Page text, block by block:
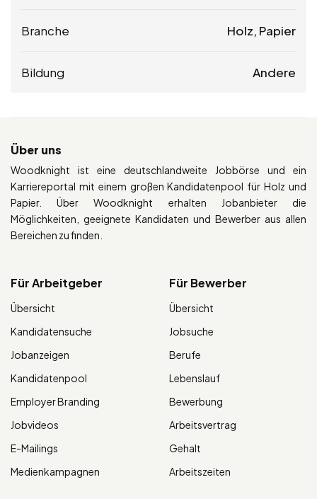
Branche Holz, Papier
Bildung Andere
Über uns
Woodknight ist eine deutschlandweite Jobbörse und ein
Karriereportal mit einem großen Kandidatenpool für Holz und
Papier. Über Woodknight erhalten Jobanbieter die
Möglichkeiten, geeignete Kandidaten und Bewerber aus allen
Bereichen zu finden.
Für Arbeitgeber
Übersicht
Kandidatensuche
Jobanzeigen
Kandidatenpool
Employer Branding
Jobvideos
E-Mailings
Medienkampagnen
Für Bewerber
Übersicht
Jobsuche
Berufe
Lebenslauf
Bewerbung
Arbeitsvertrag
Gehalt
Arbeitszeiten